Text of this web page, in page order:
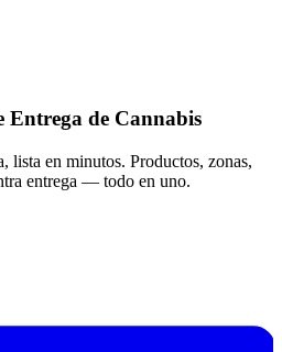
de Cannabis
lista en minutos. Productos, zonas,
entrega — todo en uno.